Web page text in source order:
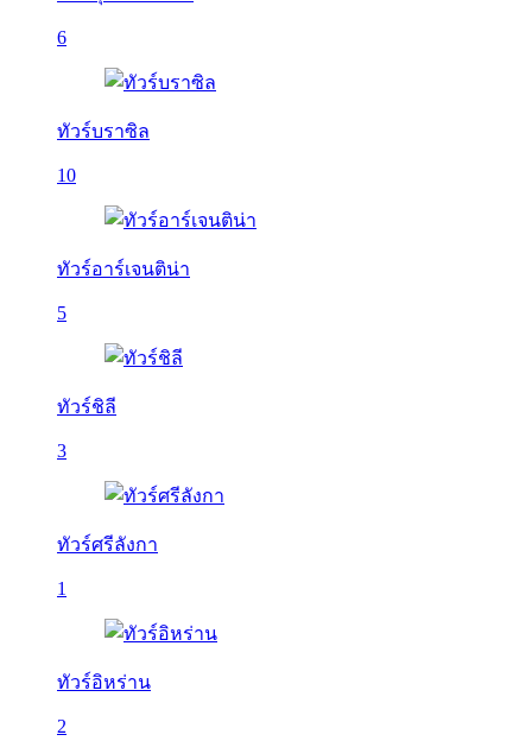
6
ทัวร์บราซิล
10
ทัวร์อาร์เจนติน่า
5
ทัวร์ชิลี
3
ทัวร์ศรีลังกา
1
ทัวร์อิหร่าน
2